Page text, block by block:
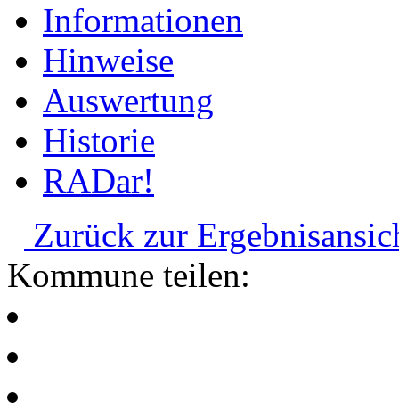
Informationen
Hinweise
Auswertung
Historie
RADar!
Zurück zur
Kommune teilen: